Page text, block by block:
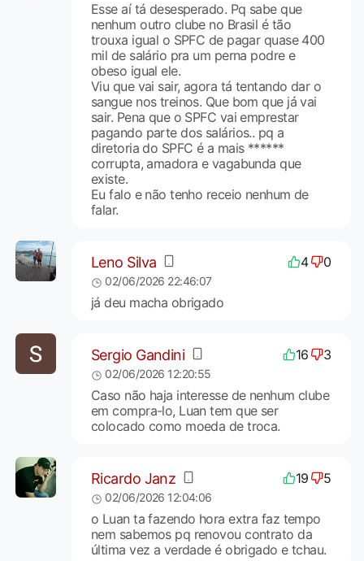
Esse aí tá desesperado. Pq sabe que
nenhum outro clube no Brasil é tão
trouxa igual o SPFC de pagar quase 400
mil de salário pra um perna podre e
obeso igual ele.
Viu que vai sair, agora tá tentando dar o
sangue nos treinos. Que bom que já vai
sair. Pena que o SPFC vai emprestar
pagando parte dos salários.. pq a
diretoria do SPFC é a mais ******
corrupta, amadora e vagabunda que
existe.
Eu falo e não tenho receio nenhum de
falar.
Leno Silva 4 0
02/06/2026 22:46:07
já deu macha obrigado
Sergio Gandini 16 3
02/06/2026 12:20:55
Caso não haja interesse de nenhum clube
em compra-lo, Luan tem que ser
colocado como moeda de troca.
Ricardo Janz 19 5
02/06/2026 12:04:06
o Luan ta fazendo hora extra faz tempo
nem sabemos pq renovou contrato da
última vez a verdade é obrigado e tchau.